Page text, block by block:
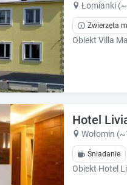
Łomianki
Zwierzęta
Hotel
Wołomin
Śniadanie